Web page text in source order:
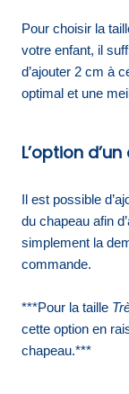
Pour choisir la
votre enfant, il
d’ajouter 2 cm à
optimal et une
L’option
Il est possible
du chapeau afin
simplement la
commande.
***Pour la taille
cette option en
chapeau.***